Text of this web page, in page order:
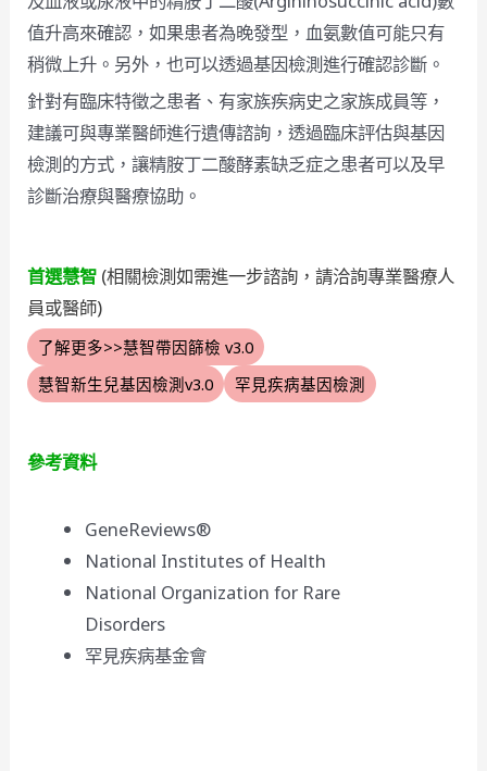
值升高來確認，如果患者為晚發型，血氨數值可能只有
稍微上升。另外，也可以透過基因檢測進行確認診斷。
針對有臨床特徵之患者、有家族疾病史之家族成員等，
建議可與專業醫師進行遺傳諮詢，透過臨床評估與基因
檢測的方式，讓精胺丁二酸酵素缺乏症之患者可以及早
診斷治療與醫療協助。
首選慧智 (相關檢測如需進一步諮詢，請洽詢專業醫療人
員或醫師)
了解更多>>慧智帶因篩檢 v3.0
慧智新生兒基因檢測v3.0
罕見疾病基因檢測
參考資料
GeneReviews®
National Institutes of Health
National Organization for Rare
Disorders
罕見疾病基金會